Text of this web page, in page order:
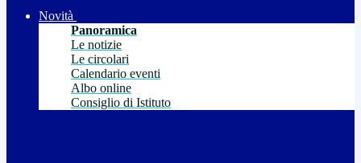
Novità
Panoramica
Le notizie
Le circolari
Calendario eventi
Albo online
Consiglio di Istituto